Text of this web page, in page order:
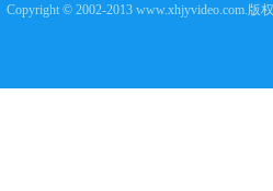
Copyright © 2002-2013 www.xhjyvideo.com.版